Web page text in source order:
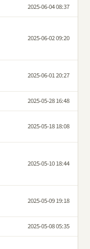
2025-06-04 08:37
2025-06-02 09:20
2025-06-01 20:27
2025-05-28 16:48
2025-05-18 18:08
2025-05-10 18:44
2025-05-09 19:18
2025-05-08 05:35